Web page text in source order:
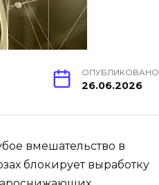
ОПУБЛИКОВАНО
26.06.2026
вмешательство в
блокирует выработку